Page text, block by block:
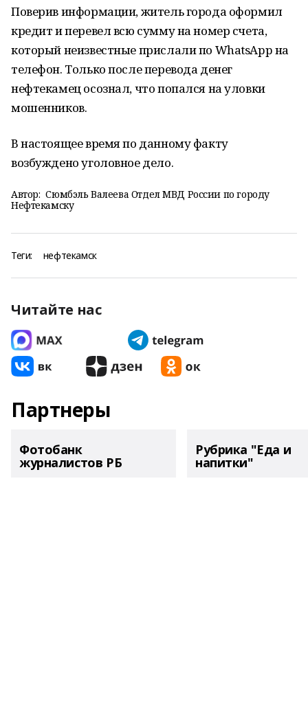
Поверив информации, житель города оформил
кредит и перевел всю сумму на номер счета,
который неизвестные прислали по WhatsApp на
телефон. Только после перевода денег
нефтекамец осознал, что попался на уловки
мошенников.
В настоящее время по данному факту
возбуждено уголовное дело.
Автор: Сюмбэль Валеева Отдел МВД России по городу
Нефтекамску
Теги: нефтекамск
Читайте нас
Партнеры
Фотобанк
журналистов РБ
Рубрика "Еда и
напитки"